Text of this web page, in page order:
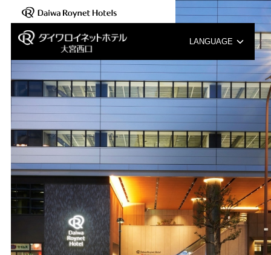
LANGUAGE
English
中文（簡体字）
中文（繁体字）
【新規開業のご紹介】2025年8月6日(木)「ダイワロ…